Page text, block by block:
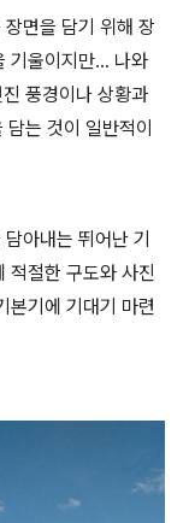
면을 담기 위해 장
기울이지만... 나와
풍경이나 상황과
는 것이 일반적이
아내는 뛰어난 기
적절한 구도와 사진
본기에 기대기 마련